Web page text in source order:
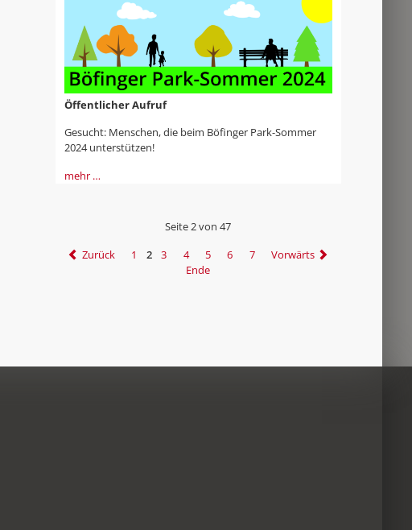
Öffentlicher Aufruf
Gesucht: Menschen, die beim Böfinger Park-Sommer
2024 unterstützen!
mehr …
Seite 2 von 47
Zurück
1 2 3 4 5 6 7
Vorwärts
Ende